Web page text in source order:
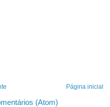
Página inicial
(Atom)